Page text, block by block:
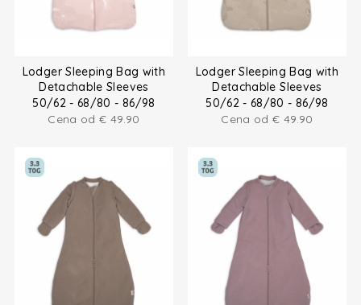
Lodger Sleeping Bag with
Detachable Sleeves
50/62 - 68/80 - 86/98
Cena od€ 49.90
Lodger Sleeping Bag with
Detachable Sleeves
50/62 - 68/80 - 86/98
Cena od€ 49.90